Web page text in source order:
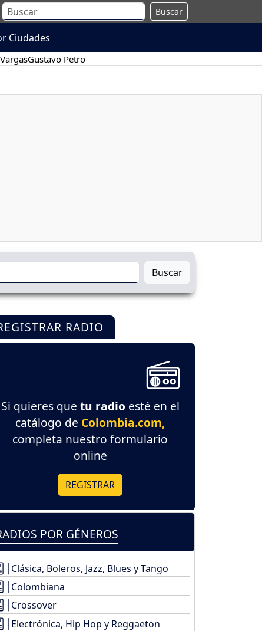
Buscar
Ciudades
Gustavo Petro
Buscar
RADIO
Si quieres que tu radio esté en el
catálogo de Colombia.com,
completa nuestro formulario
online
REGISTRAR
POR GÉNEROS
Clásica, Boleros, Jazz, Blues y Tango
Colombiana
Crossover
Electrónica, Hip Hop y Reggaeton